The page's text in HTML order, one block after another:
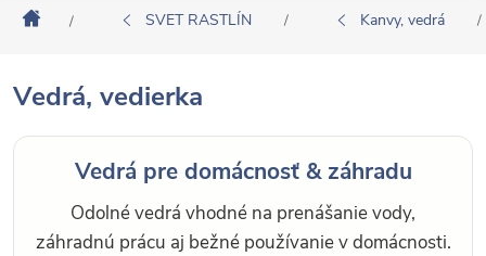
N
Í
Domov
/ SVET RASTLÍN / Kanvy, vedrá /
Vedrá, vedierka
Vedrá pre domácnosť & záhradu
Odolné vedrá vhodné na prenášanie vody,
záhradnú prácu aj bežné používanie v domácnosti.